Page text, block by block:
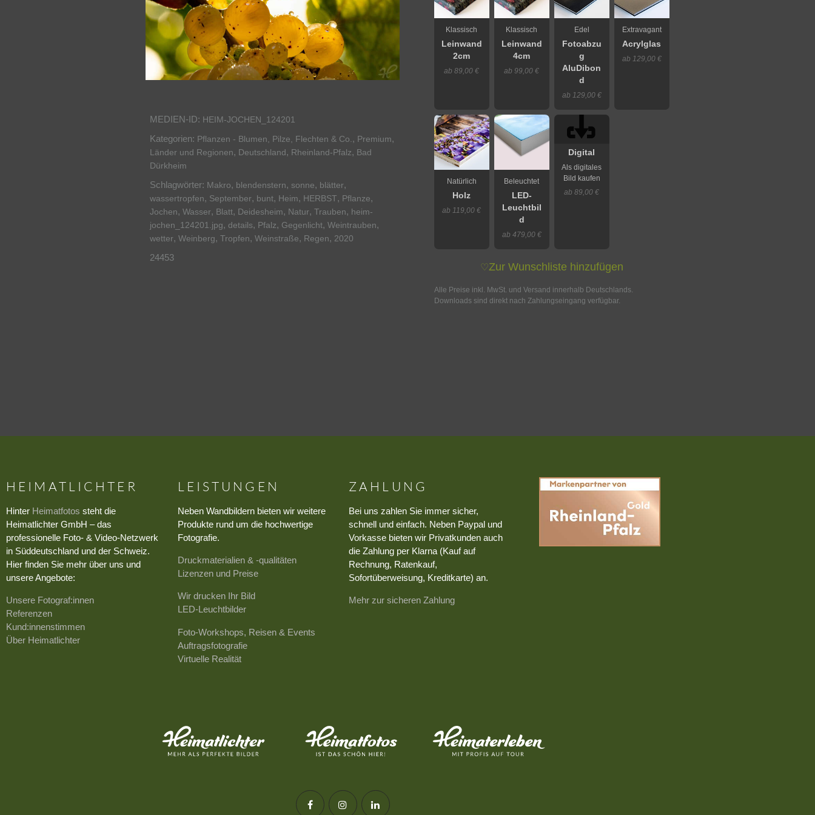
MEDIEN-ID: HEIM-JOCHEN_124201
Kategorien: Pflanzen - Blumen, Pilze, Flechten & Co., Premium,
Länder und Regionen, Deutschland, Rheinland-Pfalz, Bad
Dürkheim
Schlagwörter: Makro, blendenstern, sonne, blätter,
wassertropfen, September, bunt, Heim, HERBST, Pflanze,
Jochen, Wasser, Blatt, Deidesheim, Natur, Trauben, heim-
jochen_124201.jpg, details, Pfalz, Gegenlicht, Weintrauben,
wetter, Weinberg, Tropfen, Weinstraße, Regen, 2020
24453
Klassisch
Leinwand
2cm
ab 89,00 €
Klassisch
Leinwand
4cm
ab 99,00 €
Edel
Fotoabzu
g
AluDibon
d
ab 129,00 €
Extravagant
Acrylglas
ab 129,00 €
Natürlich
Holz
ab 119,00 €
Beleuchtet
LED-
Leuchtbil
d
ab 479,00 €
Digital
Als digitales
Bild kaufen
ab 89,00 €
♡Zur Wunschliste hinzufügen
Alle Preise inkl. MwSt. und Versand innerhalb Deutschlands.
Downloads sind direkt nach Zahlungseingang verfügbar.
HEIMATLICHTER
Hinter Heimatfotos steht die
Heimatlichter GmbH – das
professionelle Foto- & Video-Netzwerk
in Süddeutschland und der Schweiz.
Hier finden Sie mehr über uns und
unsere Angebote:
Unsere Fotograf:innen
Referenzen
Kund:innenstimmen
Über Heimatlichter
LEISTUNGEN
Neben Wandbildern bieten wir weitere
Produkte rund um die hochwertige
Fotografie.
Druckmaterialien & -qualitäten
Lizenzen und Preise
Wir drucken Ihr Bild
LED-Leuchtbilder
Foto-Workshops, Reisen & Events
Auftragsfotografie
Virtuelle Realität
ZAHLUNG
Bei uns zahlen Sie immer sicher,
schnell und einfach. Neben Paypal und
Vorkasse bieten wir Privatkunden auch
die Zahlung per Klarna (Kauf auf
Rechnung, Ratenkauf,
Sofortüberweisung, Kreditkarte) an.
Mehr zur sicheren Zahlung